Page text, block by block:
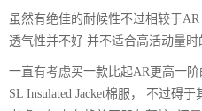
虽然有绝佳的耐候性不过相较于
透气性并不好 并不适合高活动量时
一直有考虑买一款比起AR更高一
SL Insulated Jacket棉服， 不过碍